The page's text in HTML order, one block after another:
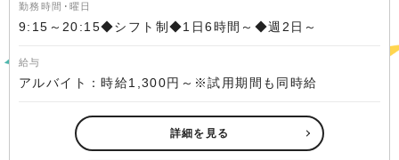
勤務時間･曜日
9:15～20:15◆シフト制◆1日6時間～◆週2日～
給与
アルバイト：時給1,300円～※試用期間も同時給
詳細を見る